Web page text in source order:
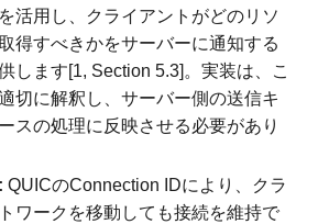
活用し、クライアントがどのリソ
得すべきかをサーバーに通知する
します[1, Section 5.3]。実装は、こ
切に解釈し、サーバー側の送信キ
スの処理に反映させる必要があり
QUICのConnection IDにより、クラ
ワークを移動しても接続を維持で